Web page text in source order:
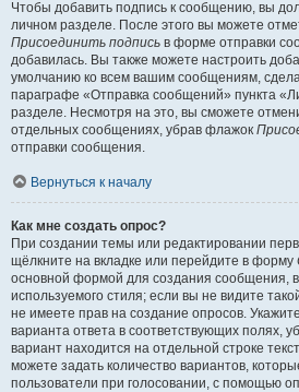
Чтобы добавить подпись к сообщению, вы
личном разделе. После этого вы можете
Присоединить подпись в форме отправки
добавилась. Вы также можете настроить
умолчанию ко всем вашим сообщениям,
параграфе «Отправка сообщений» пункта
разделе. Несмотря на это, вы сможете
отдельных сообщениях, убрав флажок
отправки сообщения.
Вернуться к началу
Как мне создать опрос?
При создании темы или редактировании
щёлкните на вкладке или перейдите в форму
основной формой для создания сообщения,
используемого стиля; если вы не видите
не имеете прав на создание опросов.
варианта ответа в соответствующих полях,
вариант находится на отдельной строке
можете задать количество вариантов,
пользователи при голосовании, с помощью